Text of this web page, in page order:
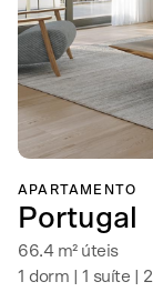
APARTAMENTO
Portugal
66.4 m² úteis
1 dorm | 1 suíte |